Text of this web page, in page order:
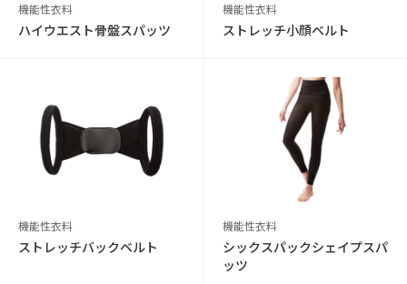
機能性衣料
ハイウエスト骨盤スパッツ
機能性衣料
ストレッチ小顔ベルト
機能性衣料
ストレッチバックベルト
機能性衣料
シックスパックシェイプスパ
ッツ